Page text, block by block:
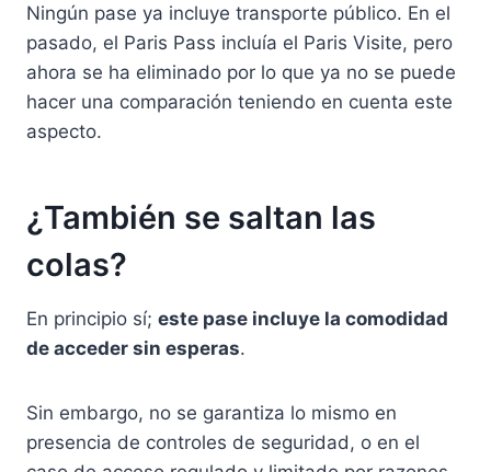
Ningún pase ya incluye transporte público. En el
pasado, el Paris Pass incluía el Paris Visite, pero
ahora se ha eliminado por lo que ya no se puede
hacer una comparación teniendo en cuenta este
aspecto.
¿También se saltan las
colas?
En principio sí; este pase incluye la comodidad
de acceder sin esperas.
Sin embargo, no se garantiza lo mismo en
presencia de controles de seguridad, o en el